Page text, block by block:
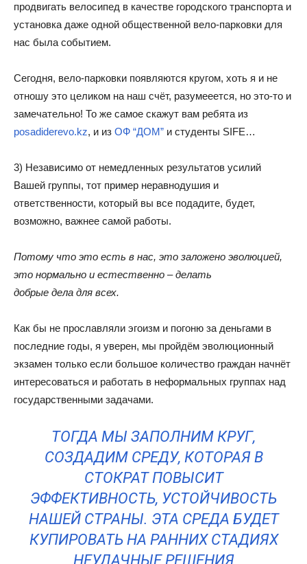
продвигать велосипед в качестве городского транспорта и
установка даже одной общественной вело-парковки для
нас была событием.
Сегодня, вело-парковки появляются кругом, хоть я и не
отношу это целиком на наш счёт, разумееется, но это-то и
замечательно! То же самое скажут вам ребята из
posadiderevo.kz, и из ОФ “ДОМ” и студенты SIFE…
3) Независимо от немедленных результатов усилий
Вашей группы, тот пример неравнодушия и
ответственности, который вы все подадите, будет,
возможно, важнее самой работы.
Потому что это есть в нас, это заложено эволюцией,
это нормально и естественно – делать
добрые дела для всех.
Как бы не прославляли эгоизм и погоню за деньгами в
последние годы, я уверен, мы пройдём эволюционный
экзамен только если большое количество граждан начнёт
интересоваться и работать в неформальных группах над
государственными задачами.
ТОГДА МЫ ЗАПОЛНИМ КРУГ,
СОЗДАДИМ СРЕДУ, КОТОРАЯ В
СТОКРАТ ПОВЫСИТ
ЭФФЕКТИВНОСТЬ, УСТОЙЧИВОСТЬ
НАШЕЙ СТРАНЫ. ЭТА СРЕДА БУДЕТ
КУПИРОВАТЬ НА РАННИХ СТАДИЯХ
НЕУДАЧНЫЕ РЕШЕНИЯ